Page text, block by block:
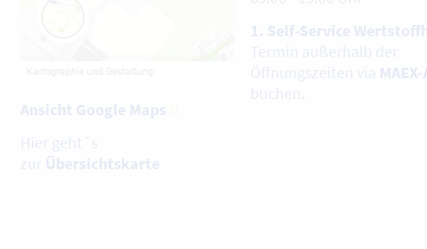
Ansicht Google Maps
Hier geht´s
zur Übersichtskarte
1. Self-Service
Termin außerhalb der
Öffnungszeiten via
buchen.